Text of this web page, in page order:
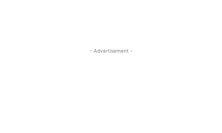
- Advertisement -